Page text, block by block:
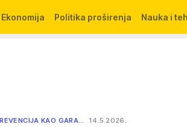
Ekonomija Politika proširenja Nauka i
KAO GARA… 14.5.2026.